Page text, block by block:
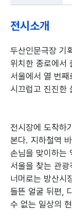
전시소개
두산인문극장 기
위치한 종로에서
서울에서 열 번
시끄럽고 진진한
전시장에 도착하
본다. 지하철역
손님을 맞이하는
서울을 찾는 관
너머로는 방산시
들뜬 얼굴 뒤편,
수 없는 일상의